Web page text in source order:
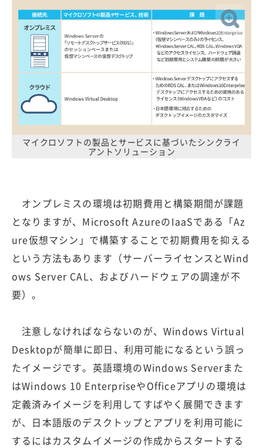
マイクロソフトの製品とサービスに基づいたシンクライ
アントソリューション
オンプレミスの環境は初期費用と構築期間が課題
となりますが、Microsoft AzureのIaaSである「Az
ure仮想マシン」で構築することで初期費用を抑える
という方法もあります（サーバーライセンスとWind
ows Server CAL、およびハードウェアの調達が不
要）。
注意しなければならないのが、Windows Virtual
Desktopが簡単に即日、利用可能になるという誤っ
たイメージです。英語環境のWindows Serverまた
はWindows 10 EnterpriseやOfficeアプリの環境は
定義済みイメージを利用してすばやく展開できます
が、日本語版のデスクトップとアプリを利用可能に
するにはカスタムイメージの作成からスタートする